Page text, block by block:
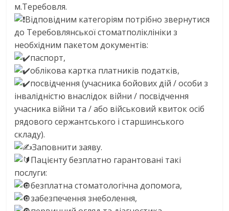
м.Теребовля.
Відповідним категоріям потрібно звернутися
до Теребовлянської стоматполіклініки з
необхідним пакетом документів:
паспорт,
облікова картка платників податків,
посвідчення (учасника бойових дій / особи з
інвалідністю внаслідок війни / посвідчення
учасника війни та / або військовий квиток осіб
рядового сержантського і старшинського
складу).
Заповнити заяву.
Пацієнту безплатно гарантовані такі
послуги:
безплатна стоматологічна допомога,
забезпечення знеболення,